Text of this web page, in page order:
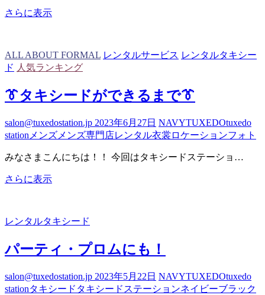
さらに表示タ
ー
ド
ラ
キ
グ
ALL ABOUT FORMAL レンタルサービス レンタルタキシー
ド 人気ランキング
👔タキシードができるまで👔
salon@tuxedostation.jp 2023年6月27日 NAVYTUXEDOtuxedo
station メンズ メンズ専門店レンタル衣裳 ロケーションフォト
みなさまこんにちは！！ 今回はタキシードステーショ…
さらに表示👔
ー
が
き
る
レンタルタキシード
パーティ・プロムにも！
salon@tuxedostation.jp 2023年5月22日 NAVYTUXEDOtuxedo
stationタキシード タキシードステーションネイビーブラック